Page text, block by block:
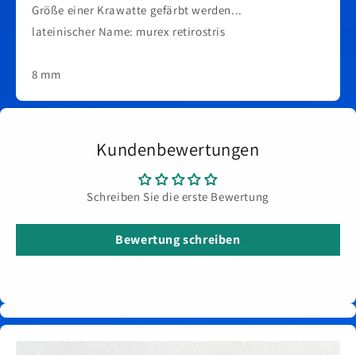
Größe einer Krawatte gefärbt werden...
lateinischer Name: murex retirostris
8 mm
Kundenbewertungen
Schreiben Sie die erste Bewertung
Bewertung schreiben